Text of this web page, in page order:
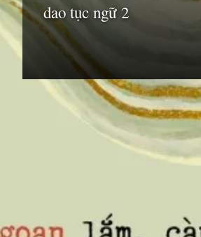
dao tục ngữ 2